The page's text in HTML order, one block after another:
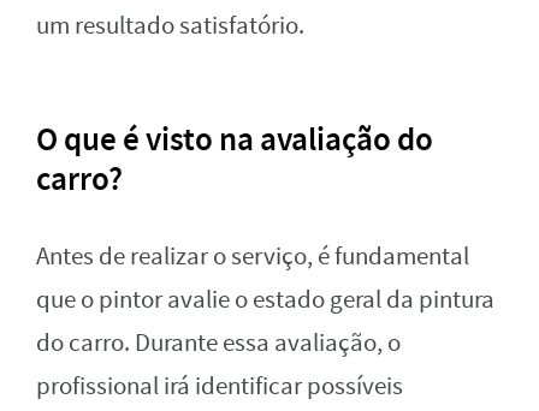
um resultado satisfatório.
O que é visto na avaliação do
carro?
Antes de realizar o serviço, é fundamental
que o pintor avalie o estado geral da pintura
do carro. Durante essa avaliação, o
profissional irá identificar possíveis